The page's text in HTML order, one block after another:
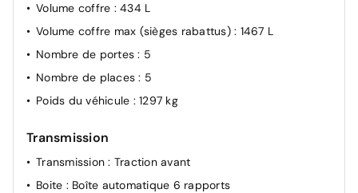
Volume coffre : 434 L
Volume coffre max (sièges rabattus) : 1467 L
Nombre de portes: 5
Nombre de places: 5
Poids du véhicule : 1297 kg
Transmission
Transmission: Traction avant
Boite : Boîte automatique 6 rapports